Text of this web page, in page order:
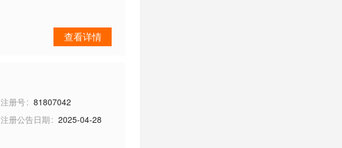
查看详情
注册号
81807042
注册公告日期
2025-04-28